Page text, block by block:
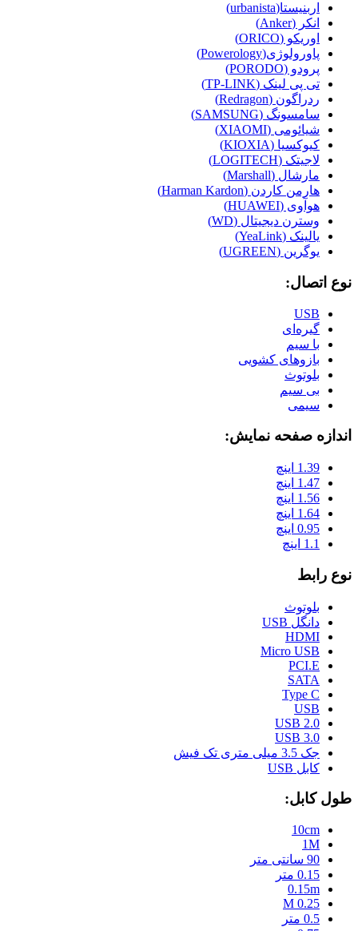
اربنیستا(urbanista)
انکر (Anker)
اوریکو (ORICO)
پاورولوژی(Powerology)
پرودو (PORODO)
تی پی لینک (TP-LINK)
ردراگون (Redragon)
سامسونگ (SAMSUNG)
شیائومی (XIAOMI)
کیوکسیا (KIOXIA)
لاجیتک (LOGITECH)
مارشال (Marshall)
هارمن کاردن (Harman Kardon)
هوآوی (HUAWEI)
وسترن دیجیتال (WD)
یالینک (YeaLink)
یوگرین (UGREEN)
نوع اتصال:
USB
گیره‌ای
با سیم
بازوهای کشویی
بلوتوث
بی سیم
سیمی
اندازه صفحه نمایش:
1.39 اینچ
1.47 اینچ
1.56 اینچ
1.64 اینچ
0.95 اینچ
1.1 اینچ
نوع رابط
بلوتوث
دانگل USB
HDMI
Micro USB
PCI.E
SATA
Type C
USB
USB 2.0
USB 3.0
جک 3.5 میلی متری تک فیش
کابل USB
طول کابل:
10cm
1M
90 سانتی متر
0.15 متر
0.15m
0.25 M
0.5 متر